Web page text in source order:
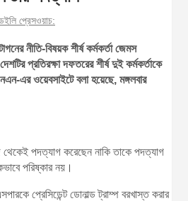
প্রেসওয়াচ:
নীতি-বিষয়ক শীর্ষ কর্মকর্তা জেমস
প্রতিরক্ষা দফতরের শীর্ষ দুই কর্মকর্তাকে
এর ওয়েবসাইটে বলা হয়েছে, মঙ্গলবার
পদত্যাগ করেছেন নাকি তাকে পদত্যাগ
পরিষ্কার নয়।
প্রেসিডেন্ট ডোনাল্ড ট্রাম্প বরখাস্ত করার